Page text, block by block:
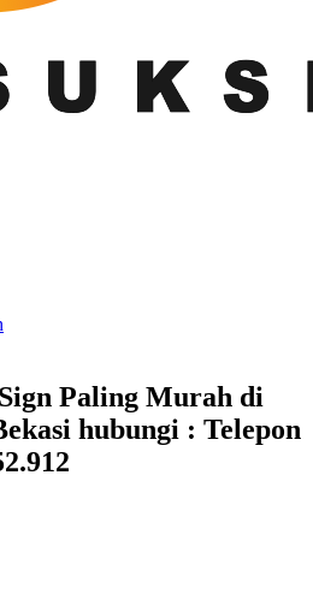
Paling Murah di
hubungi : Telepon